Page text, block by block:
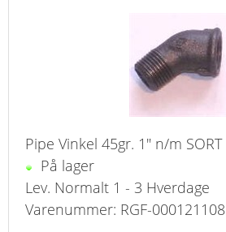
Pipe Vinkel 45gr. 1" n/m SORT
På lager
Lev. Normalt 1 - 3 Hverdage
Varenummer: RGF-000121108